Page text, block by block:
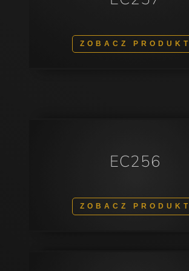
ZOBACZ PRODUKT
EC256
ZOBACZ PRODUKT